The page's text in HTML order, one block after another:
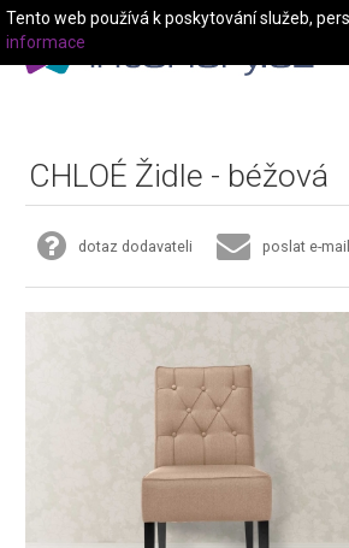
CHLOÉ Židle - béžová
dotaz dodavateli poslat e-
Tento web používá k poskytování služeb,
informace